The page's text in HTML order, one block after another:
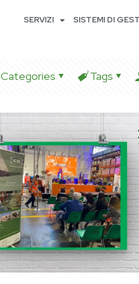
SERVIZI SISTEMI DI
Categories Tags